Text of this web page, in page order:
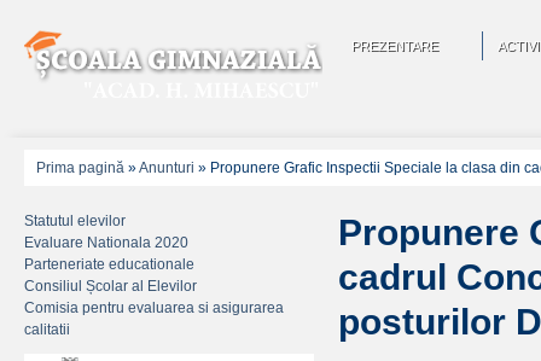
PREZENTARE
Prima pagină »Anunturi » Propunere Grafic Inspectii Speciale la clasa din
Propunere
cadrul
posturilor
Statutul elevilor
Evaluare Nationala 2020
Parteneriate educationale
Consiliul Școlar al Elevilor
Comisia pentru evaluarea si asigurarea
calitatii